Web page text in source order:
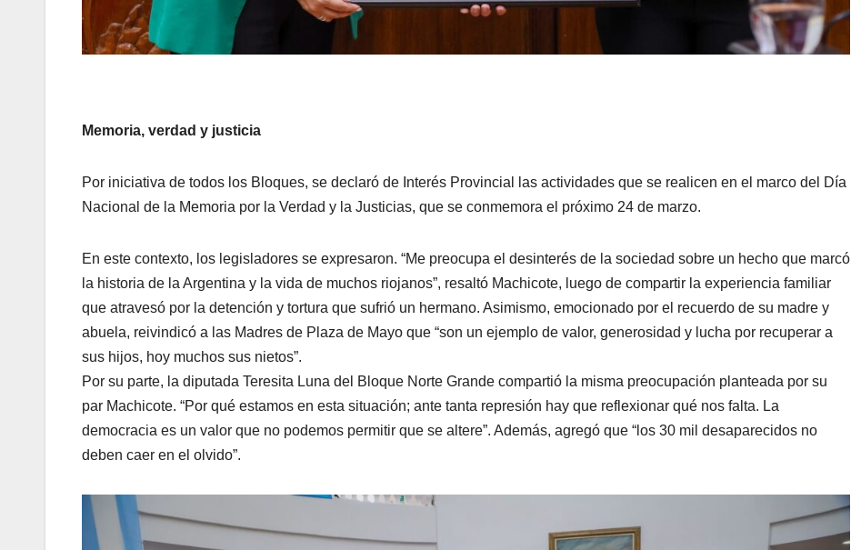
Memoria, verdad y justicia
Por iniciativa de todos los Bloques, se declaró de Interés Provincial las actividades que se realicen en el marco del Día
Nacional de la Memoria por la Verdad y la Justicias, que se conmemora el próximo 24 de marzo.
En este contexto, los legisladores se expresaron. “Me preocupa el desinterés de la sociedad sobre un hecho que marcó
la historia de la Argentina y la vida de muchos riojanos”, resaltó Machicote, luego de compartir la experiencia familiar
que atravesó por la detención y tortura que sufrió un hermano. Asimismo, emocionado por el recuerdo de su madre y
abuela, reivindicó a las Madres de Plaza de Mayo que “son un ejemplo de valor, generosidad y lucha por recuperar a
sus hijos, hoy muchos sus nietos”.
Por su parte, la diputada Teresita Luna del Bloque Norte Grande compartió la misma preocupación planteada por su
par Machicote. “Por qué estamos en esta situación; ante tanta represión hay que reflexionar qué nos falta. La
democracia es un valor que no podemos permitir que se altere”. Además, agregó que “los 30 mil desaparecidos no
deben caer en el olvido”.